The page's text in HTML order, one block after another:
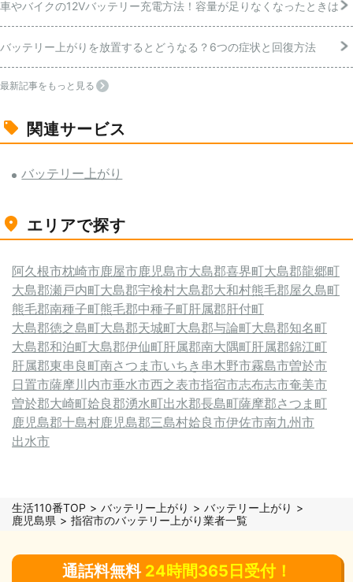
車やバイクの12Vバッテリー充電方法！容量が足りなくなったときは
バッテリー上がりを放置するとどうなる？6つの症状と回復方法
最新記事をもっと見る
関連サービス
バッテリー上がり
エリアで探す
阿久根市枕崎市鹿屋市鹿児島市大島郡喜界町大島郡龍郷町
大島郡瀬戸内町大島郡宇検村大島郡大和村熊毛郡屋久島町
熊毛郡南種子町熊毛郡中種子町肝属郡肝付町
大島郡徳之島町大島郡天城町大島郡与論町大島郡知名町
大島郡和泊町大島郡伊仙町肝属郡南大隅町肝属郡錦江町
肝属郡東串良町南さつま市いちき串木野市霧島市曽於市
日置市薩摩川内市垂水市西之表市指宿市志布志市奄美市
曽於郡大崎町姶良郡湧水町出水郡長島町薩摩郡さつま町
鹿児島郡十島村鹿児島郡三島村姶良市伊佐市南九州市
出水市
生活110番TOP バッテリー上がり
バッテリー上がり
鹿児島県
指宿市のバッテリー上がり業者一覧
通話料無料 24時間365日受付！